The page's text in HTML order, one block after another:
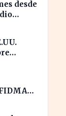
desde